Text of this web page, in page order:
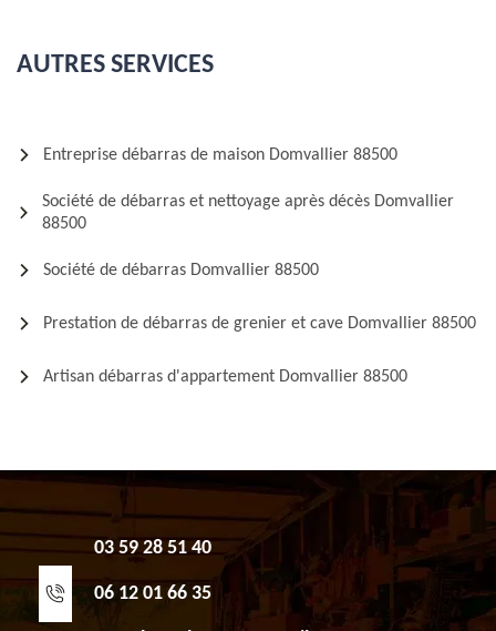
AUTRES SERVICES
Entreprise débarras de maison Domvallier 88500
Société de débarras et nettoyage après décès Domvallier
88500
Société de débarras Domvallier 88500
Prestation de débarras de grenier et cave Domvallier 88500
Artisan débarras d'appartement Domvallier 88500
03 59 28 51 40
06 12 01 66 35